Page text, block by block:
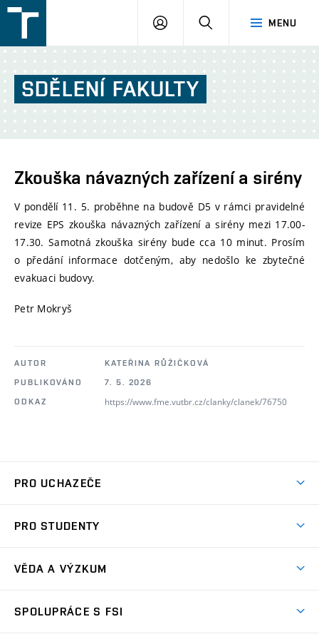
v
Brně
MENU
PŘIHLÁŠENÍ
SDĚLENÍ FAKULTY
Zkouška návazných zařízení a sirény
V pondělí 11. 5. proběhne na budově D5 v rámci pravidelné
revize EPS zkouška návazných zařízení a sirény mezi 17.00-
17.30. Samotná zkouška sirény bude cca 10 minut. Prosím
o předání informace dotčeným, aby nedošlo ke zbytečné
evakuaci budovy.
Petr Mokryš
AUTOR
KATEŘINA RŮŽIČKOVÁ
PUBLIKOVÁNO
7. 5. 2026
ODKAZ
https://www.fme.vutbr.cz/clanky/clanek/76750
PRO UCHAZEČE
Ambasadoři studia
Zápisy
PRO STUDENTY
Studijní předpisy
VĚDA A VÝZKUM
SPOLUPRÁCE S FSI